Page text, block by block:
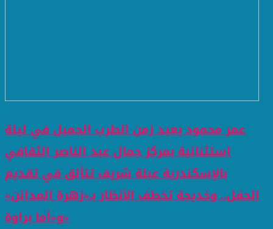
عمر محمود يعيد زمن الطرب الجميل في ليلة
استثنائية بمركز جمال عبد الناصر الثقافي
بالإسكندرية عبلة شريف تتألق في تقديم
الحفل.. وخديجة تخطف الأنظار بـ«زهرة المدائن»
و«أما براوة»